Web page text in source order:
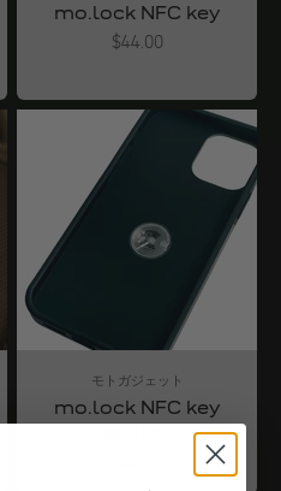
mo.lock NFC key
Angebot
$44.00
モトガジェット
mo.lock NFC key